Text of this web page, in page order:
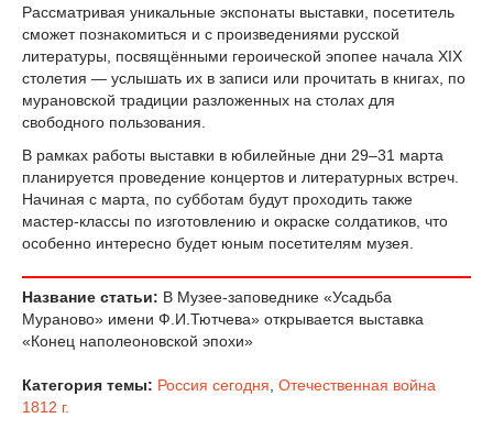
Рассматривая уникальные экспонаты выставки, посетитель
сможет познакомиться и с произведениями русской
литературы, посвящёнными героической эпопее начала XIX
столетия — услышать их в записи или прочитать в книгах, по
мурановской традиции разложенных на столах для
свободного пользования.
В рамках работы выставки в юбилейные дни 29–31 марта
планируется проведение концертов и литературных встреч.
Начиная с марта, по субботам будут проходить также
мастер-классы по изготовлению и окраске солдатиков, что
особенно интересно будет юным посетителям музея.
Название статьи: В Музее-заповеднике «Усадьба
Мураново» имени Ф.И.Тютчева» открывается выставка
«Конец наполеоновской эпохи»
Категория темы: Россия сегодня Отечественная война
1812 г.